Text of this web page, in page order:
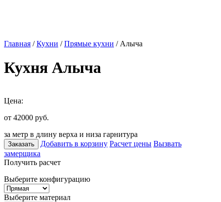
Главная /Кухни /Прямые кухни / Алыча
Кухня Алыча
Цена:
от 42000 руб.
за метр в длину верха и низа гарнитура
Заказать Добавить в корзину Расчет цены Вызвать
замерщика
Получить расчет
Выберите конфигурацию
Выберите материал